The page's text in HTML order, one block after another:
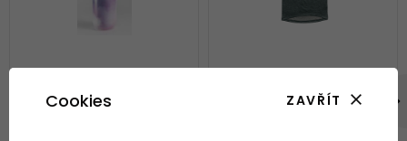
Cyklistická termo láhev
Dětské funkční tričko Rascal
Cookies ZAVŘÍT